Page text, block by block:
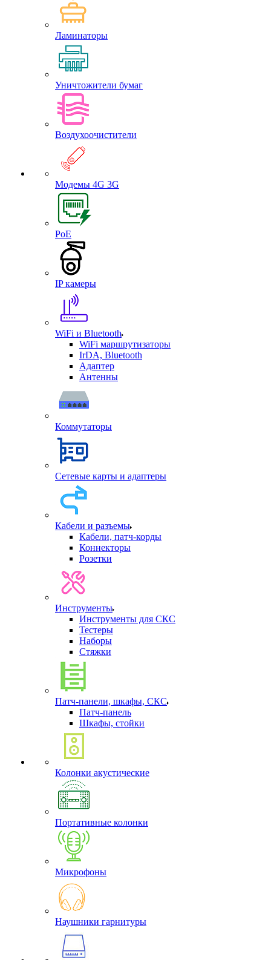
Ламинаторы
Уничтожители бумаг
Воздухоочистители
Модемы 4G 3G
PoE
IP камеры
WiFi и Bluetooth
WiFi маршрутизаторы
IrDA, Bluetooth
Адаптер
Антенны
Коммутаторы
Сетевые карты и адаптеры
Кабели и разъемы
Кабели, патч-корды
Коннекторы
Розетки
Инструменты
Инструменты для СКС
Тестеры
Наборы
Стяжки
Патч-панели, шкафы, СКС
Патч-панель
Шкафы, стойки
Колонки акустические
Портативные колонки
Микрофоны
Наушники гарнитуры